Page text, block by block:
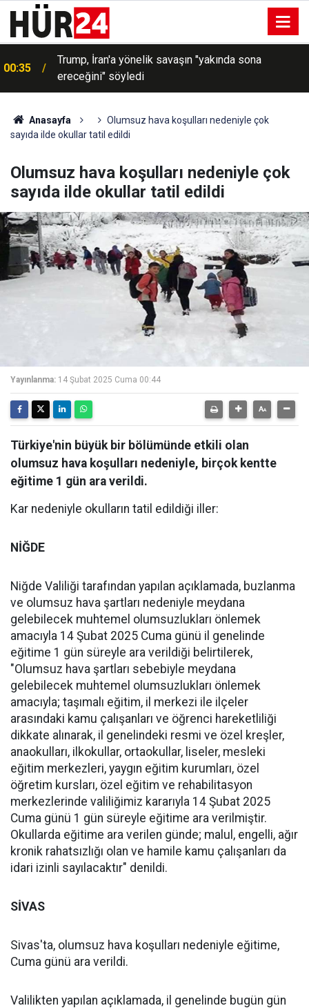
00:35
Trump, İran'a yönelik savaşın "yakında sona
ereceğini" söyledi
Anasayfa
Olumsuz hava koşulları nedeniyle çok
sayıda ilde okullar tatil edildi
Olumsuz hava koşulları nedeniyle çok
sayıda ilde okullar tatil edildi
Yayınlanma: 14 Şubat 2025 Cuma 00:44
Türkiye'nin büyük bir bölümünde etkili olan
olumsuz hava koşulları nedeniyle, birçok kentte
eğitime 1 gün ara verildi.
Kar nedeniyle okulların tatil edildiği iller:
NİĞDE
Niğde Valiliği tarafından yapılan açıklamada, buzlanma
ve olumsuz hava şartları nedeniyle meydana
gelebilecek muhtemel olumsuzlukları önlemek
amacıyla 14 Şubat 2025 Cuma günü il genelinde
eğitime 1 gün süreyle ara verildiği belirtilerek,
"Olumsuz hava şartları sebebiyle meydana
gelebilecek muhtemel olumsuzlukları önlemek
amacıyla; taşımalı eğitim, il merkezi ile ilçeler
arasındaki kamu çalışanları ve öğrenci hareketliliği
dikkate alınarak, il genelindeki resmi ve özel kreşler,
anaokulları, ilkokullar, ortaokullar, liseler, mesleki
eğitim merkezleri, yaygın eğitim kurumları, özel
öğretim kursları, özel eğitim ve rehabilitasyon
merkezlerinde valiliğimiz kararıyla 14 Şubat 2025
Cuma günü 1 gün süreyle eğitime ara verilmiştir.
Okullarda eğitime ara verilen günde; malul, engelli, ağır
kronik rahatsızlığı olan ve hamile kamu çalışanları da
idari izinli sayılacaktır" denildi.
SİVAS
Sivas'ta, olumsuz hava koşulları nedeniyle eğitime,
Cuma günü ara verildi.
Valilikten yapılan açıklamada, il genelinde bugün gün